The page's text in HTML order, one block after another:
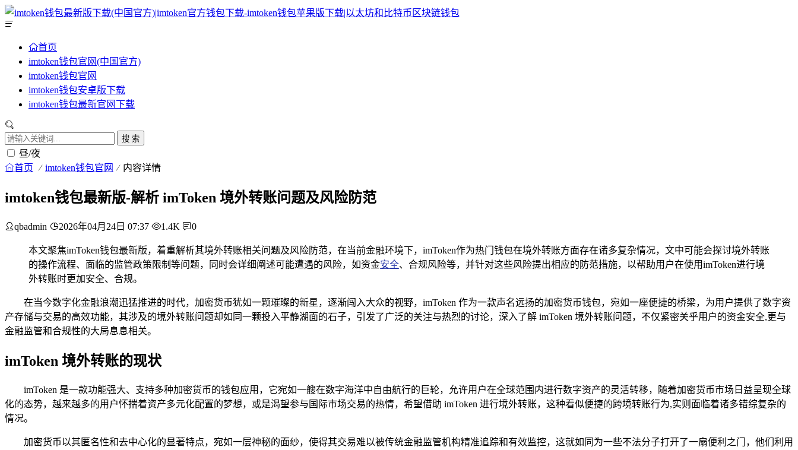
首页
imtoken钱包官网(中国官方)
imtoken钱包官网
imtoken钱包安卓版下载
imtoken钱包最新官网下载
搜 索
昼/夜
首页 imtoken钱包官网 内容详情
imtoken钱包最新版-解析 imToken 境外转账问题及风险防范
qbadmin 2026年04月24日 07:37 1.4K 0
本文聚焦imToken钱包最新版，着重解析其境外转账相关问题及风险防范，在当前金融环境下，imToken作为热门钱包在境外转账方面存在诸多复杂情况，文中可能会探讨境外转账
的操作流程、面临的监管政策限制等问题，同时会详细阐述可能遭遇的风险，如资金安全、合规风险等，并针对这些风险提出相应的防范措施，以帮助用户在使用imToken进行境
外转账时更加安全、合规。
在当今数字化金融浪潮迅猛推进的时代，加密货币犹如一颗璀璨的新星，逐渐闯入大众的视野，imToken 作为一款声名远扬的加密货币钱包，宛如一座便捷的桥梁，为用户提供了数字资
产存储与交易的高效功能，其涉及的境外转账问题却如同一颗投入平静湖面的石子，引发了广泛的关注与热烈的讨论，深入了解 imToken 境外转账问题，不仅紧密关乎用户的资金安全,更与
金融监管和合规性的大局息息相关。
imToken 境外转账的现状
imToken 是一款功能强大、支持多种加密货币的钱包应用，它宛如一艘在数字海洋中自由航行的巨轮，允许用户在全球范围内进行数字资产的灵活转移，随着加密货币市场日益呈现全球
化的态势，越来越多的用户怀揣着资产多元化配置的梦想，或是渴望参与国际市场交易的热情，希望借助 imToken 进行境外转账，这种看似便捷的跨境转账行为,实则面临着诸多错综复杂的
情况。
加密货币以其匿名性和去中心化的显著特点，宛如一层神秘的面纱，使得其交易难以被传统金融监管机构精准追踪和有效监控，这就如同为一些不法分子打开了一扇便利之门，他们利用